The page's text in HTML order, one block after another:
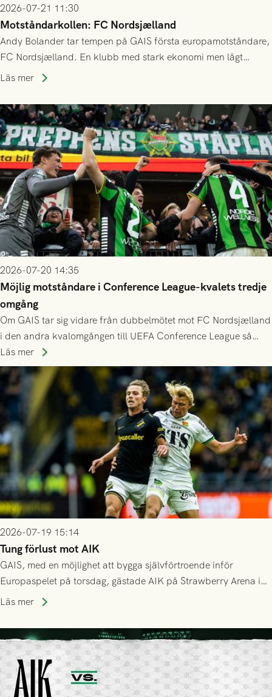
2026-07-21 11:30
Motståndarkollen: FC Nordsjælland
Andy Bolander tar tempen på GAIS första europamotståndare,
FC Nordsjælland. En klubb med stark ekonomi men lågt
publiksnitt, ett lag med både kollektiv styrka och individuell
Läs mer
2026-07-20 14:35
Möjlig motståndare i Conference League-kvalets tredje
omgång
Om GAIS tar sig vidare från dubbelmötet mot FC Nordsjælland
i den andra kvalomgången till UEFA Conference League så
spelas den tredje kvalomgången kort därpå. Motståndare blir
då vinnaren i mötet mellan isländska Valur och HŠK Zrinjski
Mostar från Bosnien och Hercegovina.
Läs mer
2026-07-19 15:14
Tung förlust mot AIK
GAIS, med en möjlighet att bygga självförtroende inför
Europaspelet på torsdag, gästade AIK på Strawberry Arena i
Stockholm . Men trots konstant hotande i första halvlek av
lyckades få in 2-0.
Läs mer